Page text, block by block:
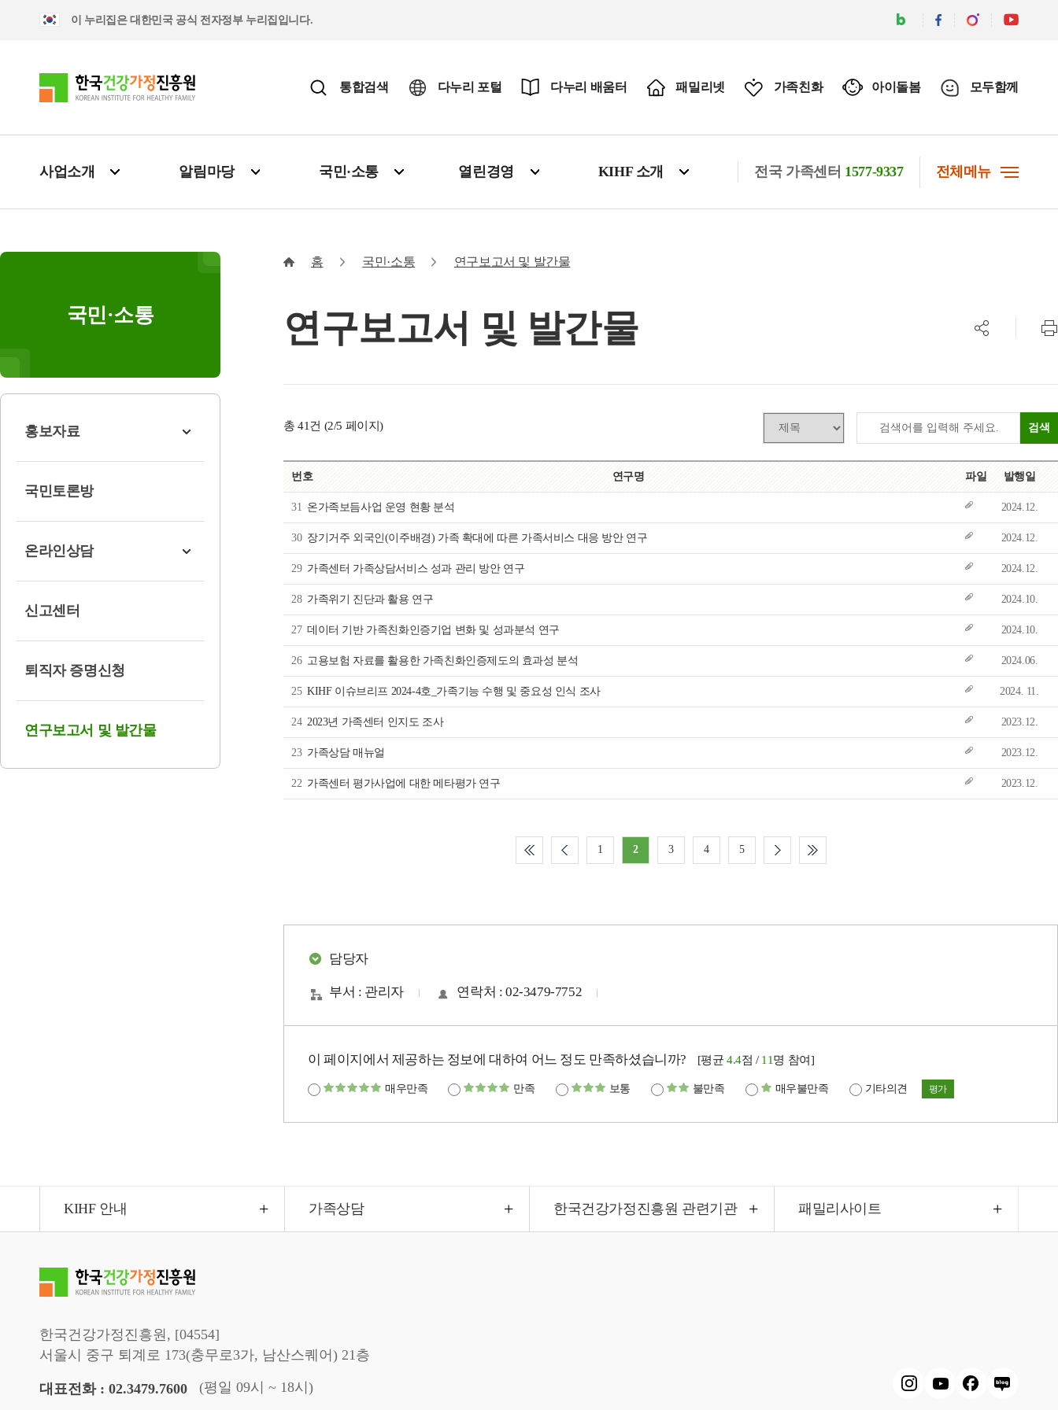
이 누리집은 대한민국 공식 전자정부 누리집입니다.
통합검색 다누리 포털 다누리 배움터 패밀리넷 가족친화 아이돌봄 모두함께
사업소개 알림마당 국민·소통 열린경영 KIHF 소개 전국 가족센터 1577-9337 전체메뉴
국민·소통
홍보자료
국민토론방
온라인상담
신고센터
퇴직자 증명신청
연구보고서 및 발간물
홈 국민·소통 연구보고서 및 발간물
연구보고서 및 발간물
공유하기
총41건 (2/5 페이지) 검색
번호 연구명 파일 발행일
31 온가족보듬사업 운영 현황 분석 2024.12.
30 장기거주 외국인(이주배경) 가족 확대에 따른 가족서비스 대응 방안 연구 2024.12.
29 가족센터 가족상담서비스 성과 관리 방안 연구 2024.12.
28 가족위기 진단과 활용 연구 2024.10.
27 데이터 기반 가족친화인증기업 변화 및 성과분석 연구 2024.10.
26 고용보험 자료를 활용한 가족친화인증제도의 효과성 분석 2024.06.
25 KIHF 이슈브리프 2024-4호_가족기능 수행 및 중요성 인식 조사 2024. 11.
24 2023년 가족센터 인지도 조사 2023.12.
23 가족상담 매뉴얼 2023.12.
22 가족센터 평가사업에 대한 메타평가 연구 2023.12.
1 2 3 4 5
담당자
부서 : 관리자 연락처 : 02-3479-7752
이 페이지에서 제공하는 정보에 대하여 어느 정도 만족하셨습니까? [평균4.4점 / 11명 참여]
매우만족 만족 보통 불만족 매우불만족 기타의견 평가
KIHF 안내 가족상담 한국건강가정진흥원 관련기관 패밀리사이트
한국건강가정진흥원, [04554]
서울시 중구 퇴계로 173(충무로3가, 남산스퀘어) 21층
대표전화 : 02.3479.7600 (평일 09시 ~ 18시)